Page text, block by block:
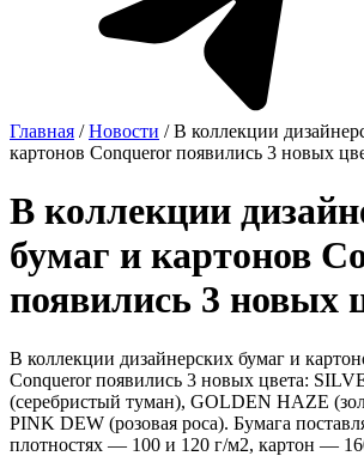
Главная / Новости / В коллекции
картонов Conqueror появились 3 новых
В коллекции
бумаг и картонов
появились 3 новых
В коллекции дизайнерских бумаг и
Conqueror появились 3 новых цвета:
(серебристый туман), GOLDEN HAZE
PINK DEW (розовая роса). Бумага
плотностях — 100 и 120 г/м2, картон —